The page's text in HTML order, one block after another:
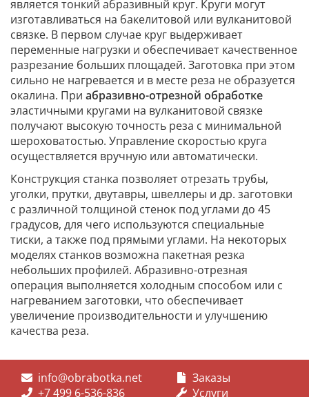
является тонкий абразивный круг. Круги могут
изготавливаться на бакелитовой или вулканитовой
связке. В первом случае круг выдерживает
переменные нагрузки и обеспечивает качественное
разрезание больших площадей. Заготовка при этом
сильно не нагревается и в месте реза не образуется
окалина. При абразивно-отрезной обработке
эластичными кругами на вулканитовой связке
получают высокую точность реза с минимальной
шероховатостью. Управление скоростью круга
осуществляется вручную или автоматически.
Конструкция станка позволяет отрезать трубы,
уголки, прутки, двутавры, швеллеры и др. заготовки
с различной толщиной стенок под углами до 45
градусов, для чего используются специальные
тиски, а также под прямыми углами. На некоторых
моделях станков возможна пакетная резка
небольших профилей. Абразивно-отрезная
операция выполняется холодным способом или с
нагреванием заготовки, что обеспечивает
увеличение производительности и улучшению
качества реза.
info@obrabotka.net
+7 499 6-536-836
Заказы
Услуги